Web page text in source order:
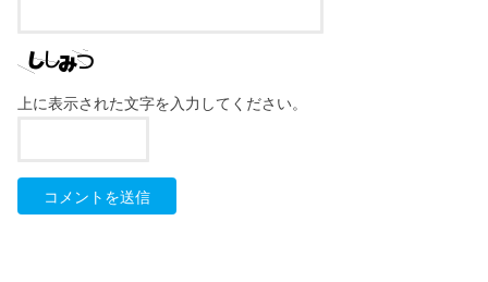
上に表示された文字を入力してください。